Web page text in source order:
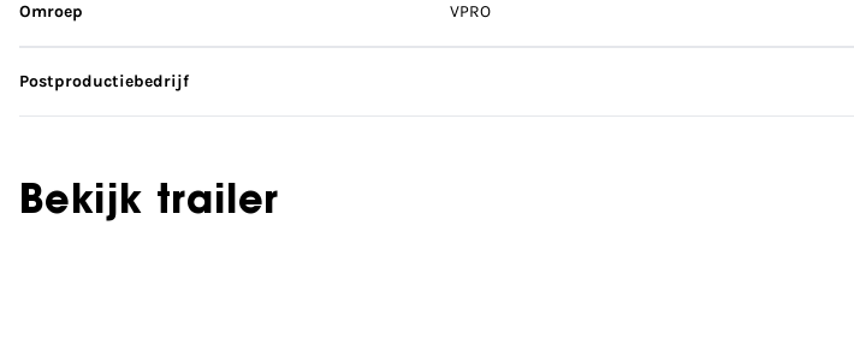
Omroep VPRO
Postproductiebedrijf
Bekijk trailer